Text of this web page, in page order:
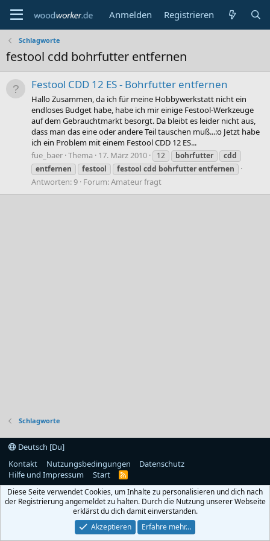
Anmelden Registrieren
Schlagworte
festool cdd bohrfutter entfernen
Festool CDD 12 ES - Bohrfutter entfernen
Hallo Zusammen, da ich für meine Hobbywerkstatt nicht ein
endloses Budget habe, habe ich mir einige Festool-Werkzeuge
auf dem Gebrauchtmarkt besorgt. Da bleibt es leider nicht aus,
dass man das eine oder andere Teil tauschen muß...:o Jetzt habe
ich ein Problem mit einem Festool CDD 12 ES...
fue_baer Thema 17. März 2010 12 bohrfutter
cdd
entfernen
festool festool cdd bohrfutterentfernen
Antworten: 9 Forum:Amateur fragt
Schlagworte
Deutsch [Du]
Kontakt
Nutzungsbedingungen
Datenschutz
Hilfe und Impressum
Start
R
S
Diese Seite verwendet Cookies, um Inhalte zu personalisieren und dich nach
der Registrierung angemeldet zu halten. Durch die Nutzung unserer Webseite
erklärst du dich damit einverstanden.
Akzeptieren
Erfahre mehr…